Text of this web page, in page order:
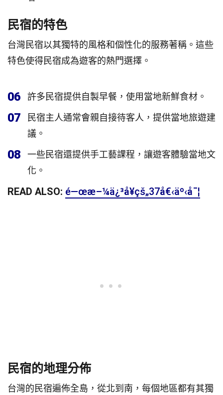
民宿的特色
台灣民宿以其獨特的風格和個性化的服務著稱。這些
特色使得民宿成為遊客的熱門選擇。
06 許多民宿提供自製早餐，使用當地新鮮食材。
07
民宿主人通常會親自接待客人，提供當地旅遊建
議。
08
一些民宿還提供手工藝課程，讓遊客體驗當地文
化。
READ ALSO: é—œæ–¼ä¿³å¥çš„37å€‹äº‹å¯¦
民宿的地理分佈
台灣的民宿遍佈全島，從北到南，每個地區都有其獨